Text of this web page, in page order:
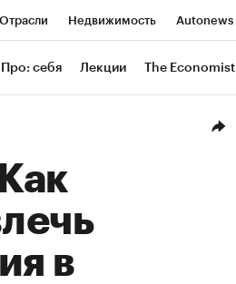
Отрасли Недвижимость Autonews
РБК Life Тренды Визионеры
Про: себя Лекции The Economist
в